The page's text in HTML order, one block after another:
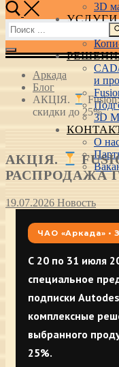
3D
УСЛУГИ
и
3D
О
Найти:
Аркада
Блог
АКЦІЯ.
скидки до 25%
АКЦІЯ.
РАСПРОДАЖА
19.07.2026 Новость
ЧАО «Аркада» •
С 20 по 31 июля
специальное
подписки
комплексные
выбранного
25%.